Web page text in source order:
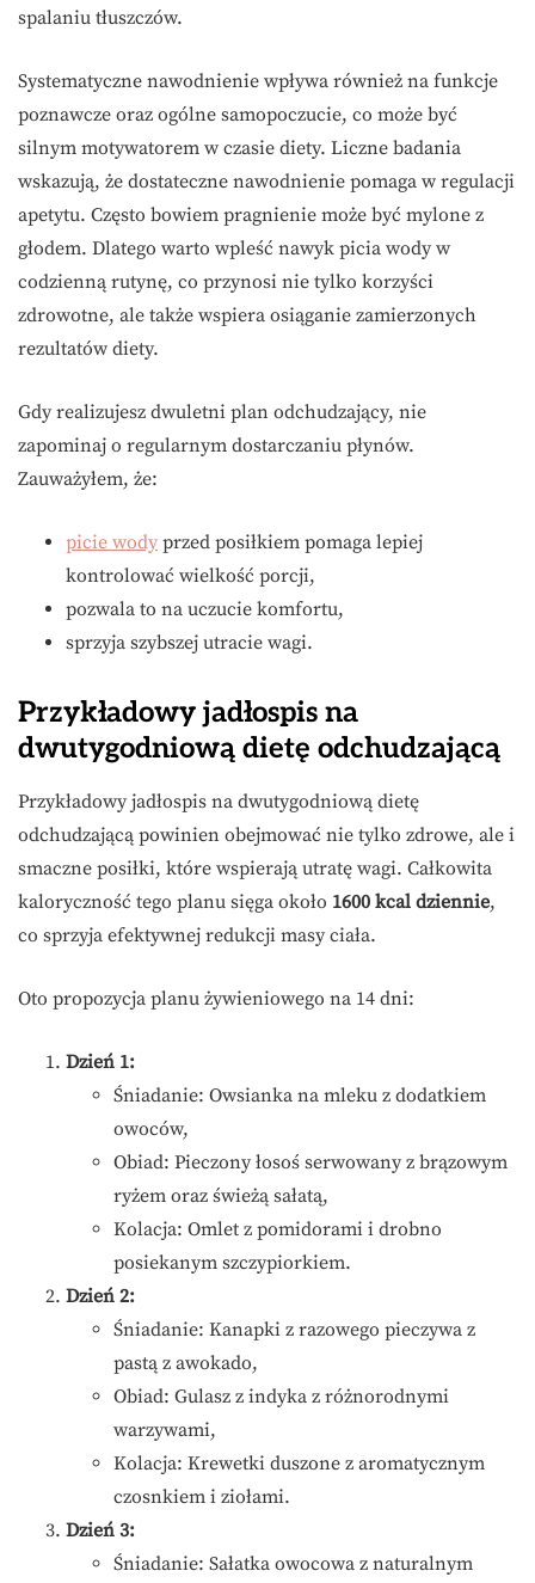
spalaniu tłuszczów.
Systematyczne nawodnienie wpływa również na funkcje
poznawcze oraz ogólne samopoczucie, co może być
silnym motywatorem w czasie diety. Liczne badania
wskazują, że dostateczne nawodnienie pomaga w regulacji
apetytu. Często bowiem pragnienie może być mylone z
głodem. Dlatego warto wpleść nawyk picia wody w
codzienną rutynę, co przynosi nie tylko korzyści
zdrowotne, ale także wspiera osiąganie zamierzonych
rezultatów diety.
Gdy realizujesz dwuletni plan odchudzający, nie
zapominaj o regularnym dostarczaniu płynów.
Zauważyłem, że:
picie wody przed posiłkiem pomaga lepiej
kontrolować wielkość porcji,
pozwala to na uczucie komfortu,
sprzyja szybszej utracie wagi.
Przykładowy jadłospis na
dwutygodniową dietę odchudzającą
Przykładowy jadłospis na dwutygodniową dietę
odchudzającą powinien obejmować nie tylko zdrowe, ale i
smaczne posiłki, które wspierają utratę wagi. Całkowita
kaloryczność tego planu sięga około 1600 kcal dziennie,
co sprzyja efektywnej redukcji masy ciała.
Oto propozycja planu żywieniowego na 14 dni:
Dzień 1:
Śniadanie: Owsianka na mleku z dodatkiem
owoców,
Obiad: Pieczony łosoś serwowany z brązowym
ryżem oraz świeżą sałatą,
Kolacja: Omlet z pomidorami i drobno
posiekanym szczypiorkiem.
Dzień 2:
Śniadanie: Kanapki z razowego pieczywa z
pastą z awokado,
Obiad: Gulasz z indyka z różnorodnymi
warzywami,
Kolacja: Krewetki duszone z aromatycznym
czosnkiem i ziołami.
Dzień 3:
Śniadanie: Sałatka owocowa z naturalnym